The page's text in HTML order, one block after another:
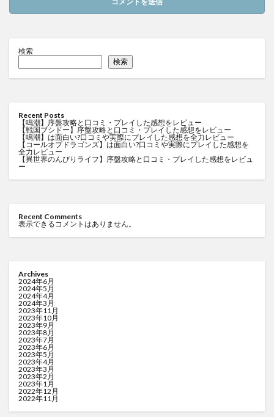
検索
検索
Recent Posts
【鳴潮】序盤攻略と口コミ・プレイした感想をレビュー
【戦国ブシドー】序盤攻略と口コミ・プレイした感想をレビュー
【鳴潮】は面白い?口コミや実際にプレイした感想を全力レビュー
【コールオブドラゴンズ】は面白い?口コミや実際にプレイした感想を
全力レビュー
【異世界のんびりライフ】序盤攻略と口コミ・プレイした感想をレビュ
ー
Recent Comments
表示できるコメントはありません。
Archives
2024年6月
2024年5月
2024年4月
2024年3月
2023年11月
2023年10月
2023年9月
2023年8月
2023年7月
2023年6月
2023年5月
2023年4月
2023年3月
2023年2月
2023年1月
2022年12月
2022年11月